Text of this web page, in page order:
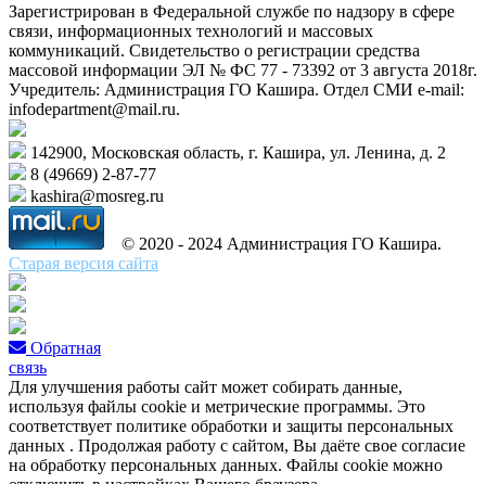
Зарегистрирован в Федеральной службе по надзору в сфере
связи, информационных технологий и массовых
коммуникаций. Свидетельство о регистрации средства
массовой информации ЭЛ № ФС 77 - 73392 от 3 августа 2018г.
Учредитель: Администрация ГО Кашира. Отдел СМИ e-mail:
infodepartment@mail.ru.
142900, Московская область, г. Кашира, ул. Ленина, д. 2
8 (49669) 2-87-77
kashira@mosreg.ru
© 2020 - 2024 Администрация ГО Кашира.
Старая версия сайта
Обратная
связь
Для улучшения работы сайт может собирать данные,
используя файлы cookie и метрические программы. Это
соответствует политике обработки и защиты персональных
данных . Продолжая работу с сайтом, Вы даёте свое согласие
на обработку персональных данных. Файлы cookie можно